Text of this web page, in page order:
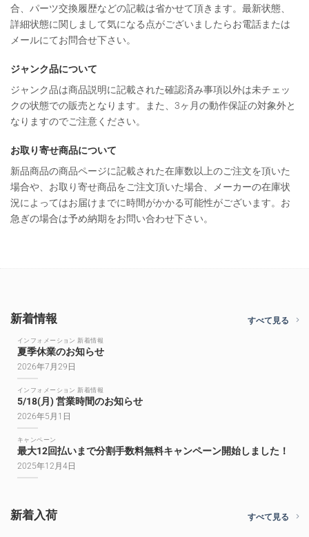
合、パーツ交換履歴などの記載は省かせて頂きます。最新状態、
詳細状態に関しまして気になる点がございましたらお電話または
メールにてお問合せ下さい。
ジャンク品について
ジャンク品は商品説明に記載された確認済み事項以外は未チェッ
クの状態での販売となります。また、3ヶ月の動作保証の対象外と
なりますのでご注意ください。
お取り寄せ商品について
新品商品の商品ページに記載された在庫数以上のご注文を頂いた
場合や、お取り寄せ商品をご注文頂いた場合、メーカーの在庫状
況によってはお届けまでに時間がかかる可能性がございます。お
急ぎの場合は予め納期をお問い合わせ下さい。
新着情報 すべて見る
インフォメーション 新着情報
夏季休業のお知らせ
2026年7月29日
インフォメーション 新着情報
5/18(月) 営業時間のお知らせ
2026年5月1日
キャンペーン
最大12回払いまで分割手数料無料キャンペーン開始しました！
2025年12月4日
新着入荷 すべて見る